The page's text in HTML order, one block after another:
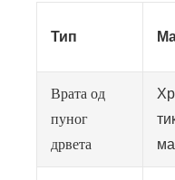
Тип
Врата од
пуног
дрвета